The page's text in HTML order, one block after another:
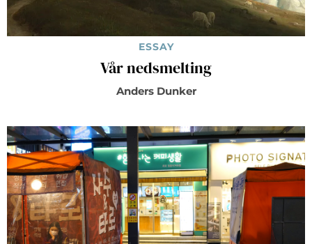
ESSAY
Vår nedsmelting
Anders Dunker